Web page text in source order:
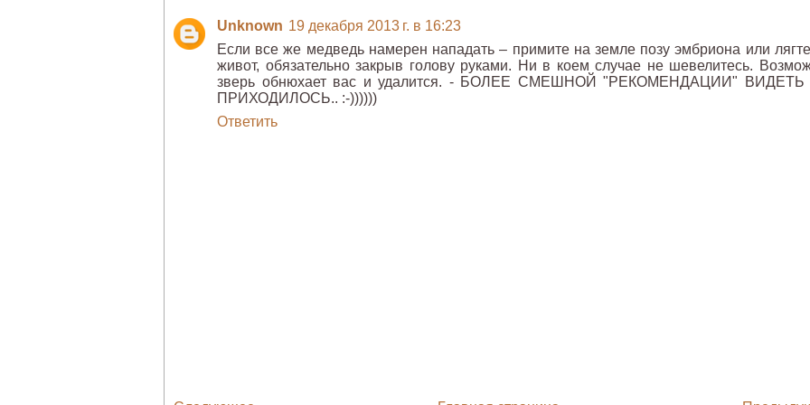
Unknown 19 декабря 2013 г. в 16:23
Если все же медведь намерен нападать – примите на земле позу эмбриона или
живот, обязательно закрыв голову руками. Ни в коем случае не шевелитесь.
зверь обнюхает вас и удалится. - БОЛЕЕ СМЕШНОЙ "РЕКОМЕНДАЦИИ" ВИДЕТЬ
ПРИХОДИЛОСЬ.. :-))))))
Ответить